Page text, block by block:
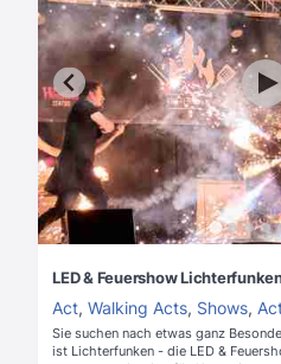
LED & Feuershow
Act, Walking Acts, Shows,
Sie suchen nach etwas ganz
ist Lichterfunken - die LED &